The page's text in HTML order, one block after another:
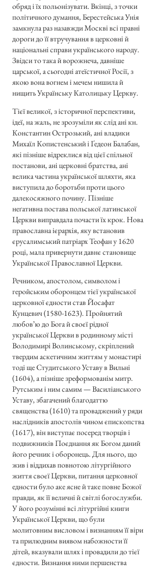
обряд і їх польонізувати. Вкінці, з точки
політичного думання, Берестейська Унія
замкнула раз назавжди Москві всі правні
дороги до її втручування в церковні й
національні справи українського народу.
Звідси то така й ворожнеча, давніше
царської, а сьогодні атеїстичної Росії, з
якою вона вогнем і мечем нишила й
нищить Українську Католицьку Церкву.
Тієї великої, з історичної перспективи,
ідеї, на жаль, не зрозуміли як слід ані кн.
Константин Острозький, ані владики
Михаїл Копистенський і Ґедеон Балабан,
які пізніше відреклися від цієї спільної
постанови, ані церковні братства, ані
велика частина української шляхти, яка
виступила до боротьби проти цього
далекосяжного почину. Пізніше
неґативна постава польської латинської
Церкви виправдала почасти їх крок. Нова
православна ієрархія, яку встановив
єрусалимський патріарх Теофан у 1620
році, мала привернути давнє становище
Української Православної Церкви.
Речником, апостолом, символом і
геройським оборонцем тієї української
церковної єдности став Йосафат
Кунцевич(1580-1623). Пройнятий
любов’ю до Бога й своєї рідної
української Церкви в родинному місті
Володимирі Волинському, скріплений
твердим аскетичним життям у монастирі
тоді ще Студитського Уставу в Вильні
(1604), а пізніше зреформованім митр.
Рутським і ним самим — Василіанського
Уставу, збагачений благодаттю
священства (1610) та проваджений у ряди
наслідників апостолів чином єпископства
(1617), він виступає посеред творців і
подвижників Поєднання як Богом даний
його речник і оборонець. Для нього, що
жив і віддихав повнотою літургійного
життя своєї Церкви, питання церковної
едности було аке ясне й таке повне Божої
правди, як її величні й світлі богослужби.
У його розумінні всі літургійні книги
Української Церкви, що були
молитовним висловом і визнанням її віри
та прилюдним виявом набожности її
дітей, вказували шлях і провадили до тієї
єдности. Визнання ними першенства